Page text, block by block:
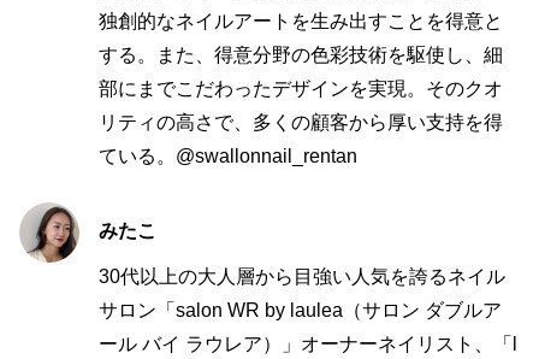
独創的なネイルアートを生み出すことを得意と
する。また、得意分野の色彩技術を駆使し、細
部にまでこだわったデザインを実現。そのクオ
リティの高さで、多くの顧客から厚い支持を得
ている。@swallonnail_rentan
みたこ
30代以上の大人層から目強い人気を誇るネイル
サロン「salon WR by laulea（サロン ダブルア
ール バイ ラウレア）」オーナーネイリスト、「l